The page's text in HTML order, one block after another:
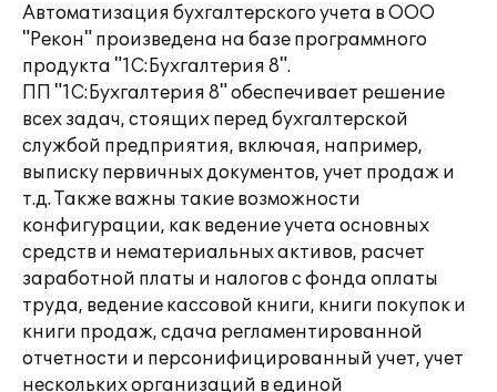
Автоматизация бухгалтерского учета в ООО
"Рекон" произведена на базе программного
продукта "1С:Бухгалтерия 8".
ПП "1С:Бухгалтерия 8" обеспечивает решение
всех задач, стоящих перед бухгалтерской
службой предприятия, включая, например,
выписку первичных документов, учет продаж и
т.д. Также важны такие возможности
конфигурации, как ведение учета основных
средств и нематериальных активов, расчет
заработной платы и налогов с фонда оплаты
труда, ведение кассовой книги, книги покупок и
книги продаж, сдача регламентированной
отчетности и персонифицированный учет, учет
нескольких организаций в единой